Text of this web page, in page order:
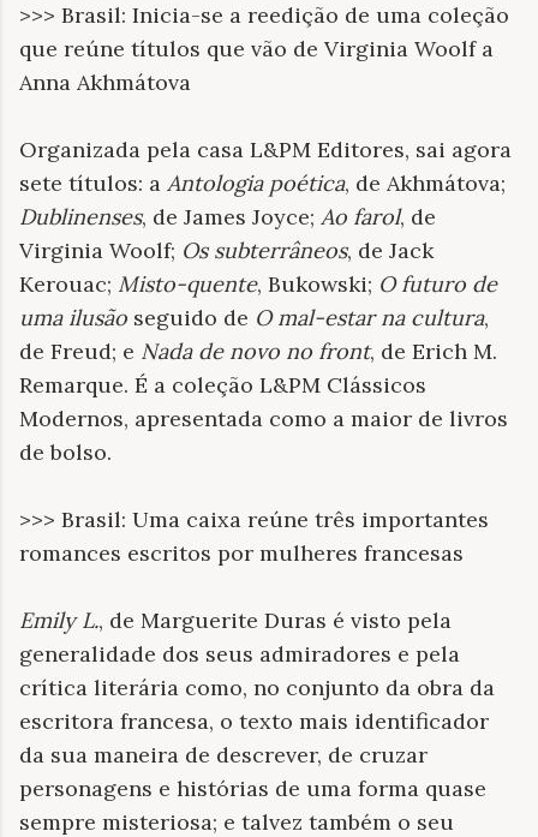
>>> Brasil: Inicia-se a reedição de uma coleção
que reúne títulos que vão de Virginia Woolf a
Anna Akhmátova
Organizada pela casa L&PM Editores, sai agora
sete títulos: a Antologia poética, de Akhmátova;
Dublinenses, de James Joyce; Ao farol, de
Virginia Woolf; Os subterrâneos, de Jack
Kerouac; Misto-quente, Bukowski; O futuro de
uma ilusão seguido de O mal-estar na cultura,
de Freud; e Nada de novo no front, de Erich M.
Remarque. É a coleção L&PM Clássicos
Modernos, apresentada como a maior de livros
de bolso.
>>> Brasil: Uma caixa reúne três importantes
romances escritos por mulheres francesas
Emily L., de Marguerite Duras é visto pela
generalidade dos seus admiradores e pela
crítica literária como, no conjunto da obra da
escritora francesa, o texto mais identificador
da sua maneira de descrever, de cruzar
personagens e histórias de uma forma quase
sempre misteriosa; e talvez também o seu